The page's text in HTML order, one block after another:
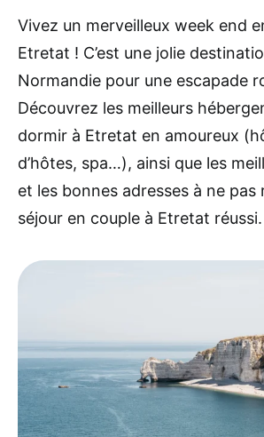
Vivez un merveilleux week end
Etretat ! C’est une jolie
Normandie pour une escapade
Découvrez les meilleurs
dormir à Etretat en amoureux
d’hôtes, spa…), ainsi que les
et les bonnes adresses à ne pas
séjour en couple à Etretat réussi.